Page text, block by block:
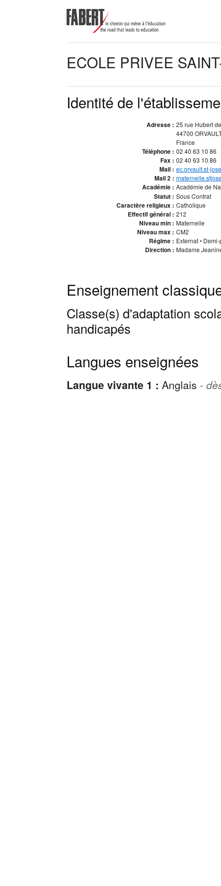
ECOLE PRIVEE
Identité de
Adresse : 25 rue Hubert
44700
France
Téléphone : 02 40 63 10 86
Fax : 02 40 63 10 86
Mail : ec.orvault.st-
Mail 2 :
Académie : Académie de
Statut : Sous Contrat
Caractère religieux : Catholique
Effectif général : 212
Niveau min : Maternelle
Niveau max : CM2
Régime : Externat •
Direction : Madame
Enseignement
Classe(s) d'adaptation
handicapés
Langues enseignées
Langue vivante 1 : Anglais -